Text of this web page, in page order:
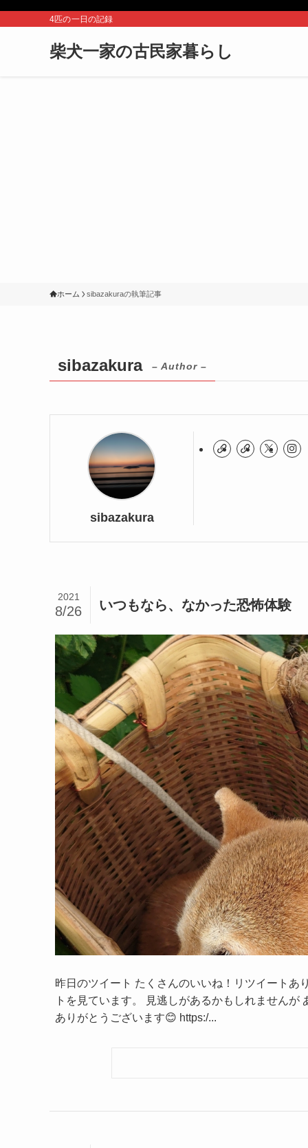
4匹の一日の記録
柴犬一家の古民家暮らし
ホーム sibazakuraの執筆記事
sibazakura – Author –
sibazakura
いつもなら、なかった恐怖体験
2021
8/26
昨日のツイート たくさんのいいね！リツイートあ
トを見ています。 見逃しがあるかもしれません
ありがとうございます😊 https:/...